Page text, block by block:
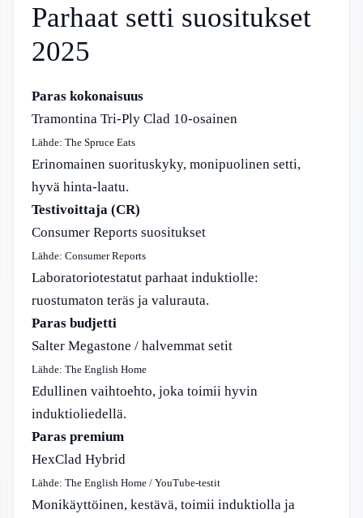
Parhaat setti suositukset
2025
Paras kokonaisuus
Tramontina Tri-Ply Clad 10-osainen
Lähde: The Spruce Eats
Erinomainen suorituskyky, monipuolinen setti,
hyvä hinta-laatu.
Testivoittaja (CR)
Consumer Reports suositukset
Lähde: Consumer Reports
Laboratoriotestatut parhaat induktiolle:
ruostumaton teräs ja valurauta.
Paras budjetti
Salter Megastone / halvemmat setit
Lähde: The English Home
Edullinen vaihtoehto, joka toimii hyvin
induktioliedellä.
Paras premium
HexClad Hybrid
Lähde: The English Home / YouTube-testit
Monikäyttöinen, kestävä, toimii induktiolla ja